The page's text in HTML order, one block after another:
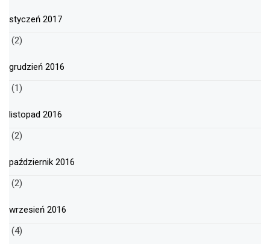
styczeń 2017
(2)
grudzień 2016
(1)
listopad 2016
(2)
październik 2016
(2)
wrzesień 2016
(4)